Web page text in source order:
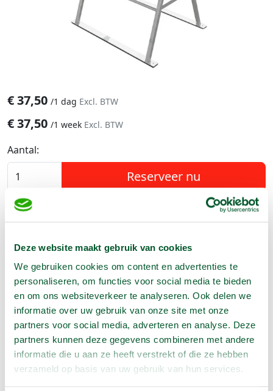
Deze website maakt gebruik van cookies
We gebruiken cookies om content en advertenties te
personaliseren, om functies voor social media te bieden
en om ons websiteverkeer te analyseren. Ook delen we
informatie over uw gebruik van onze site met onze
partners voor social media, adverteren en analyse. Deze
partners kunnen deze gegevens combineren met andere
informatie die u aan ze heeft verstrekt of die ze hebben
verzameld op basis van uw gebruik van hun services.
€37,50 /1 dag Excl. BTW
€37,50 /1 week Excl. BTW
Aantal:
Reserveer nu
Weekend = 1 huurdag
Bezorg-ophaal service
Avond van te voren halen; geen probleem
Specialistische machines
Producteigenschappen